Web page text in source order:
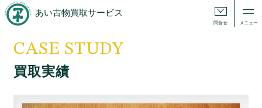
あい古物買取サービス
問合せ メニュー
CASE STUDY
買取実績